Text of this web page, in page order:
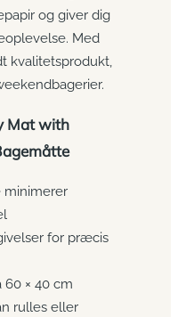
og giver dig
Med
kvalitetsprodukt,
Mat with
minimerer
for præcis
60 × 40 cm
rulles eller